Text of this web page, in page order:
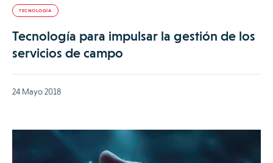
TECNOLOGÍA
Tecnología para impulsar la gestión de los
servicios de campo
24 Mayo 2018